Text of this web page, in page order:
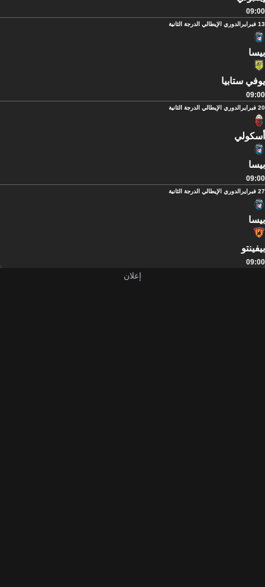
09:00
13 فبراير الدوري الإيطالي الدرجة الثانية
بيسا
يوفي ستابيا
09:00
20 فبراير الدوري الإيطالي الدرجة الثانية
أسكولي
بيسا
09:00
27 فبراير الدوري الإيطالي الدرجة الثانية
بيسا
بيفينتو
09:00